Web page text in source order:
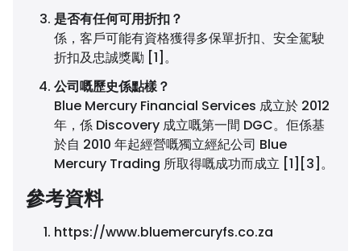
是否有任何可用折扣？
係，客戶可能有資格獲得多保單折扣、安全駕駛
折扣及忠誠獎勵 [1]。
公司嘅歷史係點樣？
Blue Mercury Financial Services 成立於 2012
年，係 Discovery 成立嘅第一間 DGC。佢係基
於自 2010 年起經營嘅獨立經紀公司 Blue
Mercury Trading 所取得嘅成功而成立 [1][3]。
參考資料
https://www.bluemercuryfs.co.za